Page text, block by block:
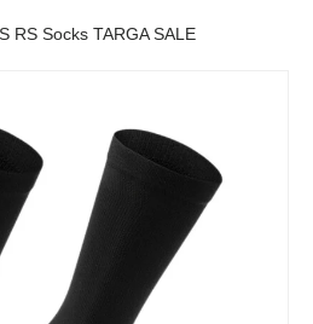
RS Socks TARGA SALE